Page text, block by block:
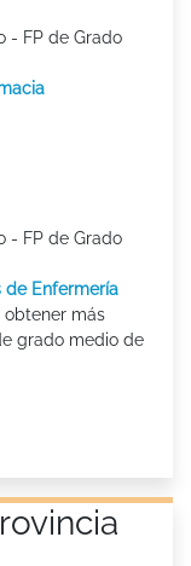
- FP de Grado
- FP de Grado
de Enfermería
obtener más
grado medio de